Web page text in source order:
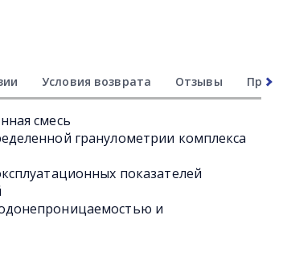
Условия возврата Отзывы Прочее
смесь
гранулометрии комплекса
показателей
и